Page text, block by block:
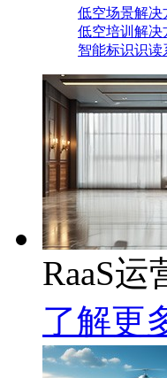
低空场景解决
低空培训解决
智能标识识读
RaaS
了解更